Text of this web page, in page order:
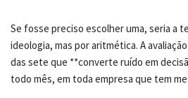
Se fosse preciso escolher uma, seria a
ideologia, mas por aritmética. A
das sete que **converte ruído em
todo mês, em toda empresa que tem